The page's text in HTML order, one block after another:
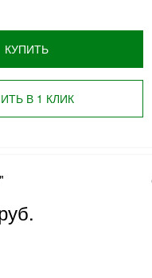
КУПИТЬ
В 1 КЛИК